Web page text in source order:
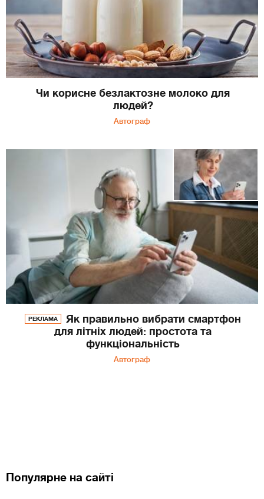
Чи корисне безлактозне молоко для
людей?
Автограф
РЕКЛАМА
Як правильно вибрати смартфон
для літніх людей: простота та
функціональність
Автограф
Популярне на сайті